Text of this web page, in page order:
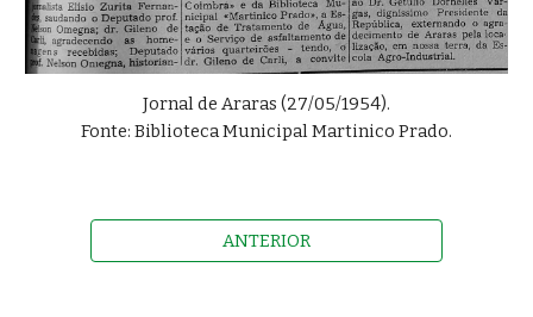
Jornal de Araras (27/05/1954).
Fonte: Biblioteca Municipal Martinico Prado.
ANTERIOR